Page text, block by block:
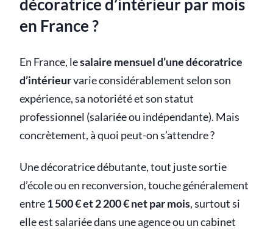
décoratrice d’intérieur par mois
en France ?
En France, lesalaire mensuel d’une décoratrice
d’intérieurvarie considérablement selon son
expérience, sa notoriété et son statut
professionnel (salariée ou indépendante). Mais
concrètement, à quoi peut-on s’attendre ?
Une décoratrice débutante, tout juste sortie
d’école ou en reconversion, touche généralement
entre1 500 € et 2 200 € net par mois, surtout si
elle est salariée dans une agence ou un cabinet